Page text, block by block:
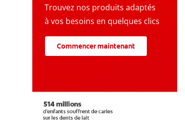
Trouvez nos produits adaptés
à vos besoins en quelques clics
Commencer maintenant